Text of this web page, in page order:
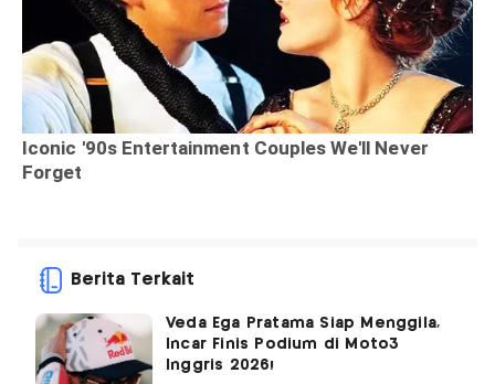
Berita Terkait
Veda Ega Pratama Siap Menggila,
Incar Finis Podium di Moto3
Inggris 2026!